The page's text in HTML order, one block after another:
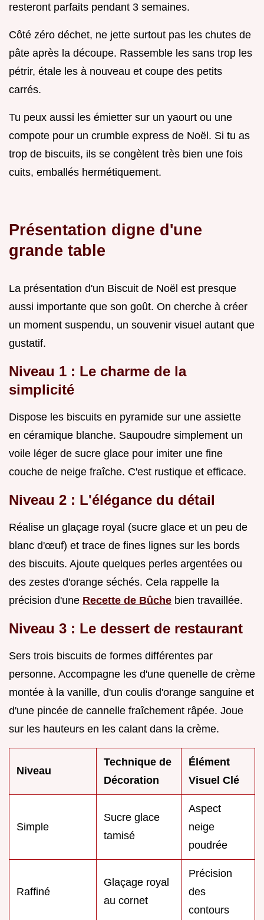
resteront parfaits pendant 3 semaines.
Côté zéro déchet, ne jette surtout pas les chutes de
pâte après la découpe. Rassemble les sans trop les
pétrir, étale les à nouveau et coupe des petits
carrés.
Tu peux aussi les émietter sur un yaourt ou une
compote pour un crumble express de Noël. Si tu as
trop de biscuits, ils se congèlent très bien une fois
cuits, emballés hermétiquement.
Présentation digne d'une
grande table
La présentation d'un Biscuit de Noël est presque
aussi importante que son goût. On cherche à créer
un moment suspendu, un souvenir visuel autant que
gustatif.
Niveau 1 : Le charme de la
simplicité
Dispose les biscuits en pyramide sur une assiette
en céramique blanche. Saupoudre simplement un
voile léger de sucre glace pour imiter une fine
couche de neige fraîche. C'est rustique et efficace.
Niveau 2 : L'élégance du détail
Réalise un glaçage royal (sucre glace et un peu de
blanc d'œuf) et trace de fines lignes sur les bords
des biscuits. Ajoute quelques perles argentées ou
des zestes d'orange séchés. Cela rappelle la
précision d'une Recette de Bûche bien travaillée.
Niveau 3 : Le dessert de restaurant
Sers trois biscuits de formes différentes par
personne. Accompagne les d'une quenelle de crème
montée à la vanille, d'un coulis d'orange sanguine et
d'une pincée de cannelle fraîchement râpée. Joue
sur les hauteurs en les calant dans la crème.
Niveau
Technique de
Décoration
Élément
Visuel Clé
Simple
Sucre glace
tamisé
Aspect
neige
poudrée
Raffiné
Glaçage royal
au cornet
Précision
des
contours